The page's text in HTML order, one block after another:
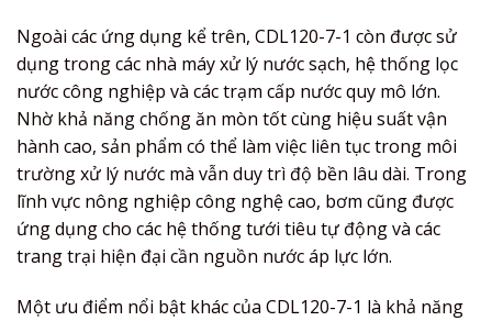
Ngoài các ứng dụng kể trên, CDL120-7-1 còn được sử
dụng trong các nhà máy xử lý nước sạch, hệ thống lọc
nước công nghiệp và các trạm cấp nước quy mô lớn.
Nhờ khả năng chống ăn mòn tốt cùng hiệu suất vận
hành cao, sản phẩm có thể làm việc liên tục trong môi
trường xử lý nước mà vẫn duy trì độ bền lâu dài. Trong
lĩnh vực nông nghiệp công nghệ cao, bơm cũng được
ứng dụng cho các hệ thống tưới tiêu tự động và các
trang trại hiện đại cần nguồn nước áp lực lớn.
Một ưu điểm nổi bật khác của CDL120-7-1 là khả năng